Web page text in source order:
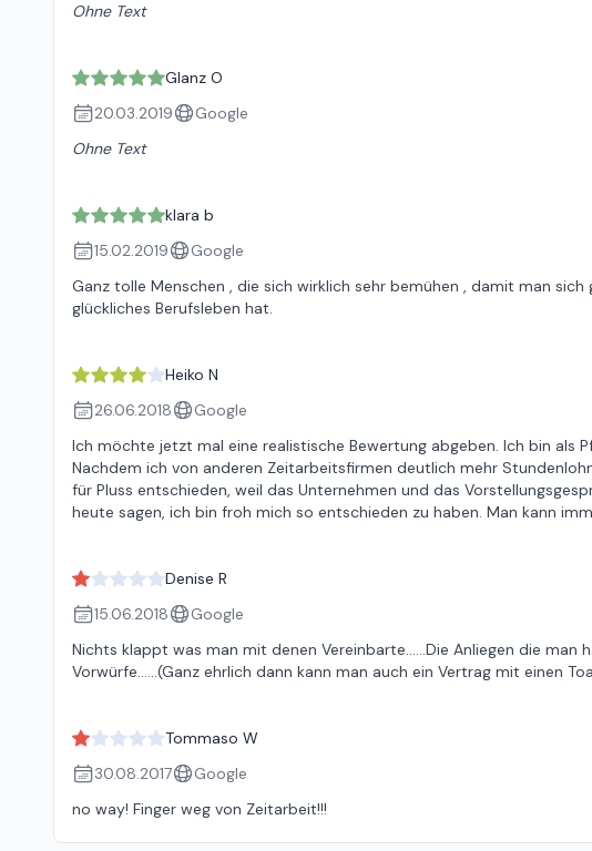
Ohne Text
Glanz O
20.03.2019
Google
Ohne Text
klara b
15.02.2019
Google
Ganz tolle Menschen , die sich wirklich sehr bemühen , damit man
glückliches Berufsleben hat.
Heiko N
26.06.2018
Google
Ich möchte jetzt mal eine realistische Bewertung abgeben. Ich bin als
Nachdem ich von anderen Zeitarbeitsfirmen deutlich mehr
für Pluss entschieden, weil das Unternehmen und das
heute sagen, ich bin froh mich so entschieden zu haben. Man kann
Denise R
15.06.2018
Google
Nichts klappt was man mit denen Vereinbarte......Die Anliegen die
Vorwürfe......(Ganz ehrlich dann kann man auch ein Vertrag mit einen
Tommaso W
30.08.2017
Google
no way! Finger weg von Zeitarbeit!!!